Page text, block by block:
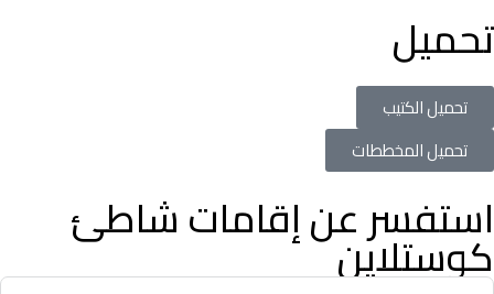
تحميل
تحميل الكتيب
تحميل المخططات
استفسر عن إقامات شاطئ
كوستلاين